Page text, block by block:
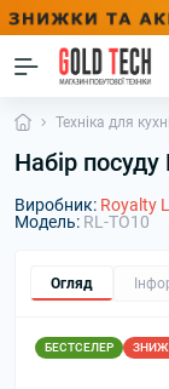
Техніка для кухні
Набір
Виробник: Royalty
Модель: RL-TO10
Огляд
БЕСТСЕЛЕР